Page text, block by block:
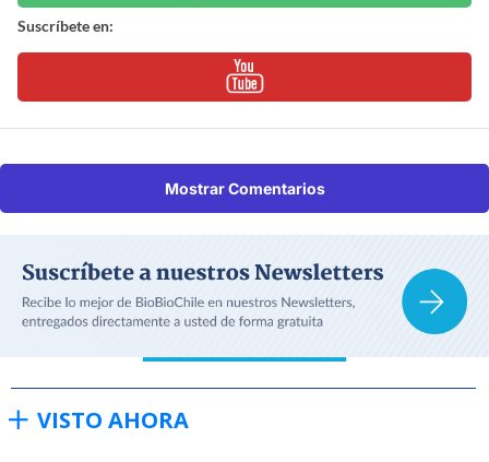
Suscríbete en:
Mostrar Comentarios
VISTO AHORA